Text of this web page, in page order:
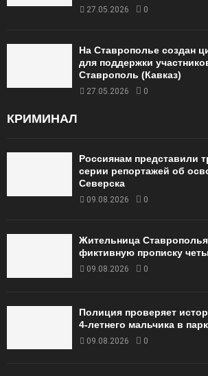
27.05.2026 0
На Ставрополье создан
для поддержки
Ставрополь (Кавказ)
27.05.2026 0
КРИМИНАЛ
Россиянам представили
серии репортажей об
Северска
09.08.2026 0
Жительница Ставрополья
фиктивную прописку
09.08.2026 0
Полиция проверяет
4-летнего мальчика в
09.08.2026 0